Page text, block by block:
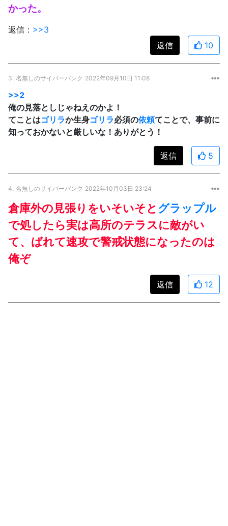
かった。
返信： >>3
返信
10
3. 名無しのサイバーパンク 2022年09月10日 11:08
>>2
俺の見落としじゃねえのかよ！
てことはゴリラか生身ゴリラ必須の依頼てことで、事前に
知っておかないと厳しいな！ありがとう！
返信 5
4. 名無しのサイバーパンク 2022年10月03日 23:24
倉庫外の見張りをいそいそと グラップル
で処したら実は高所のテラスに敵がい
て、ばれて速攻で警戒状態になったのは
俺ぞ
返信 12